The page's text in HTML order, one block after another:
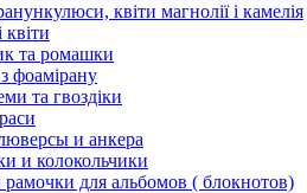
квіти магнолії і камелія
та ромашки
фоамірану
та гвоздіки
и анкера
и колокольчики
для альбомов ( блокнотов)